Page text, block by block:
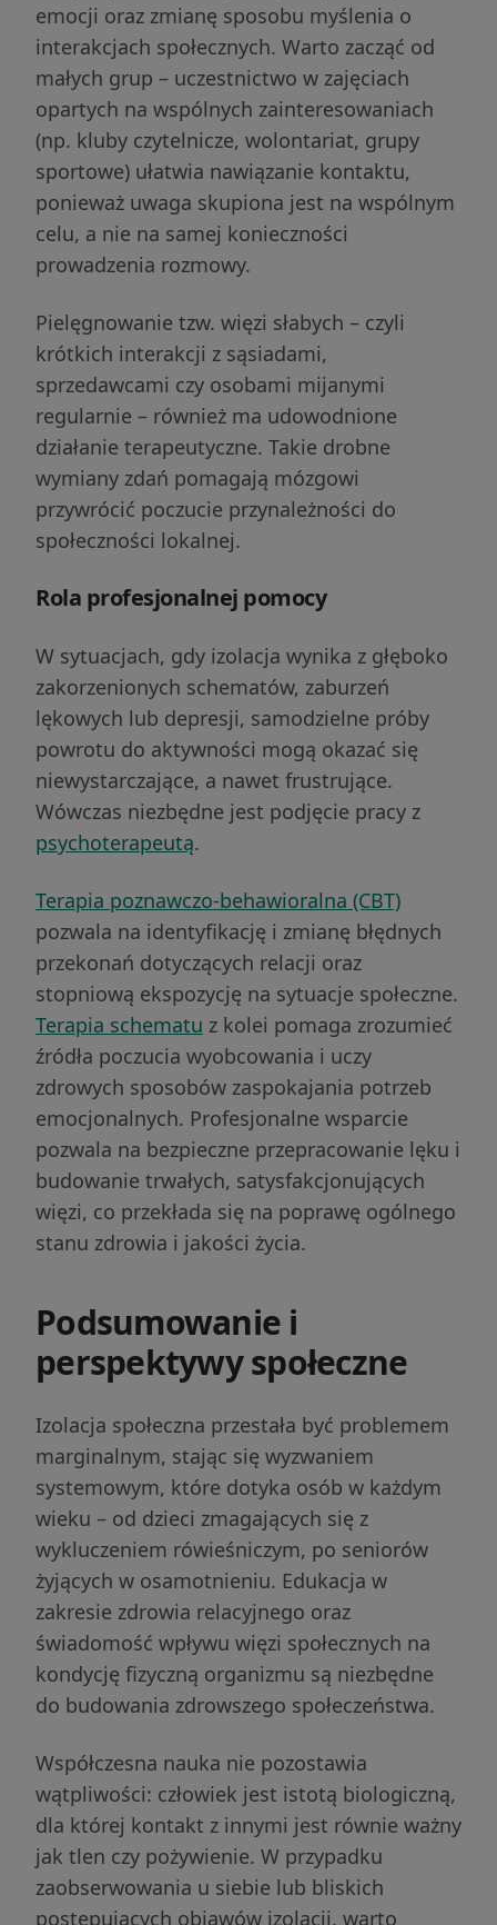
emocji oraz zmianę sposobu myślenia o
interakcjach społecznych. Warto zacząć od
małych grup – uczestnictwo w zajęciach
opartych na wspólnych zainteresowaniach
(np. kluby czytelnicze, wolontariat, grupy
sportowe) ułatwia nawiązanie kontaktu,
ponieważ uwaga skupiona jest na wspólnym
celu, a nie na samej konieczności
prowadzenia rozmowy.
Pielęgnowanie tzw. więzi słabych – czyli
krótkich interakcji z sąsiadami,
sprzedawcami czy osobami mijanymi
regularnie – również ma udowodnione
działanie terapeutyczne. Takie drobne
wymiany zdań pomagają mózgowi
przywrócić poczucie przynależności do
społeczności lokalnej.
Rola profesjonalnej pomocy
W sytuacjach, gdy izolacja wynika z głęboko
zakorzenionych schematów, zaburzeń
lękowych lub depresji, samodzielne próby
powrotu do aktywności mogą okazać się
niewystarczające, a nawet frustrujące.
Wówczas niezbędne jest podjęcie pracy z
psychoterapeutą.
Terapia poznawczo-behawioralna (CBT)
pozwala na identyfikację i zmianę błędnych
przekonań dotyczących relacji oraz
stopniową ekspozycję na sytuacje społeczne.
Terapia schematu z kolei pomaga zrozumieć
źródła poczucia wyobcowania i uczy
zdrowych sposobów zaspokajania potrzeb
emocjonalnych. Profesjonalne wsparcie
pozwala na bezpieczne przepracowanie lęku i
budowanie trwałych, satysfakcjonujących
więzi, co przekłada się na poprawę ogólnego
stanu zdrowia i jakości życia.
Podsumowanie i
perspektywy społeczne
Izolacja społeczna przestała być problemem
marginalnym, stając się wyzwaniem
systemowym, które dotyka osób w każdym
wieku – od dzieci zmagających się z
wykluczeniem rówieśniczym, po seniorów
żyjących w osamotnieniu. Edukacja w
zakresie zdrowia relacyjnego oraz
świadomość wpływu więzi społecznych na
kondycję fizyczną organizmu są niezbędne
do budowania zdrowszego społeczeństwa.
Współczesna nauka nie pozostawia
wątpliwości: człowiek jest istotą biologiczną,
dla której kontakt z innymi jest równie ważny
jak tlen czy pożywienie. W przypadku
zaobserwowania u siebie lub bliskich
postępujących objawów izolacji, warto
Szukasz wsparcia z Przemoc, manipulacja
i toksyczność?
Dobierz terapeutę